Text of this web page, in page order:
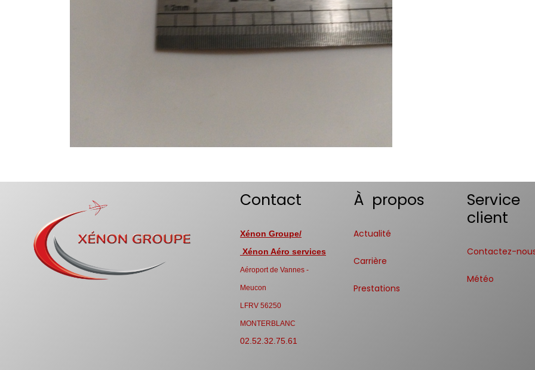
Contact
Xénon Groupe/
Xénon Aéro services
Aéroport de Vannes -
Meucon
LFRV 56250
MONTERBLANC
02.52.32.75.61
À propos
Actualité
Carrière
Prestations
Service
client
Contactez-
Météo